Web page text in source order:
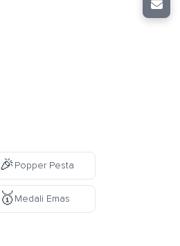
🎉Popper Pesta
🥇Medali Emas